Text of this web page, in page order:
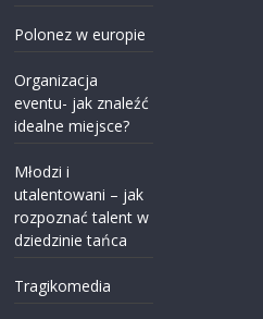
Polonez w europie
Organizacja
eventu- jak znaleźć
idealne miejsce?
Młodzi i
utalentowani – jak
rozpoznać talent w
dziedzinie tańca
Tragikomedia